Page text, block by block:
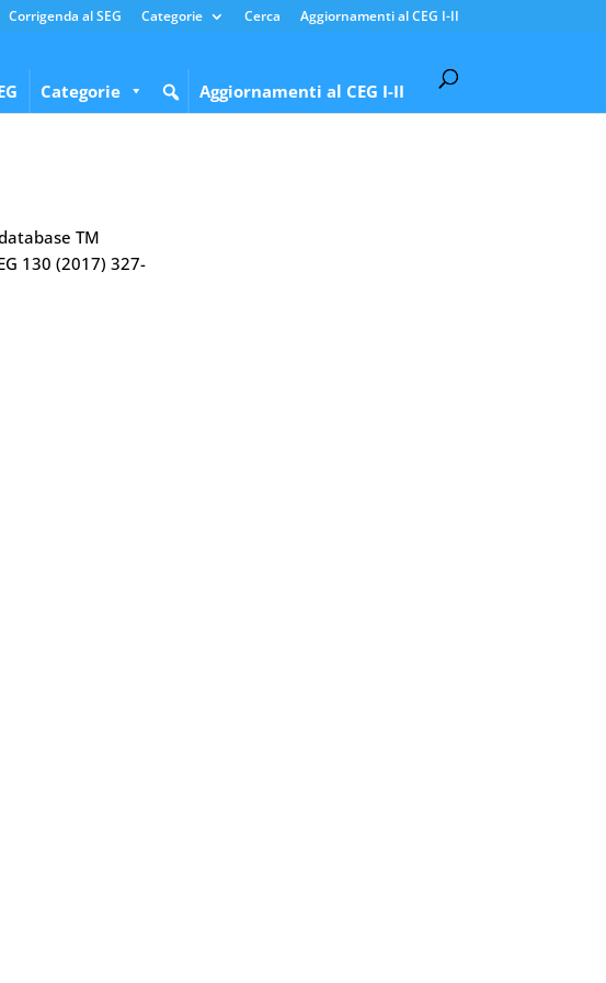
Corrigenda al SEG Categorie Cerca Aggiornamenti al CEG I-II
Categorie Aggiornamenti al CEG I-II
TM
130 (2017) 327-